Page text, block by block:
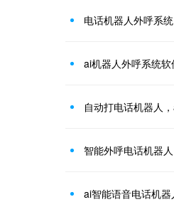
电话机器人外呼系
ai机器人外呼系统
自动打电话机器人
智能外呼电话机器
ai智能语音电话机